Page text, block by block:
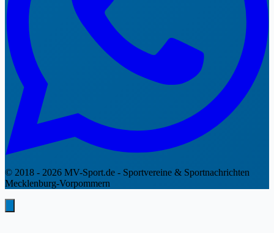
© 2018 - 2026 MV-Sport.de - Sportvereine & Sportnachrichten
Mecklenburg-Vorpommern